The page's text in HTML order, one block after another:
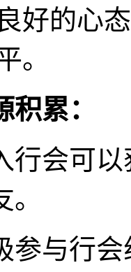
好的心
。
累：
行会可
参与行